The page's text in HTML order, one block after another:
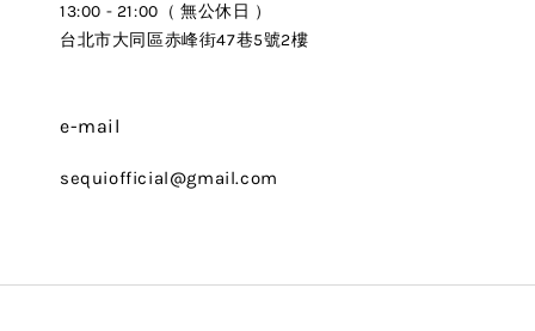
13:00 - 21:00（ 無公休日 ）
台北市大同區赤峰街47巷5號2樓
e-mail
sequiofficial@gmail.com